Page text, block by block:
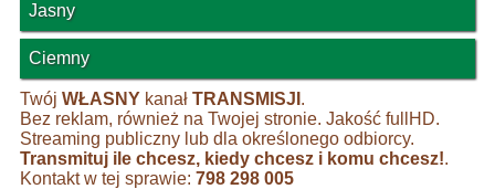
Jasny
Ciemny
Twój WŁASNY kanał TRANSMISJI .
Bez reklam, również na Twojej stronie. Jakość fullHD.
Streaming publiczny lub dla określonego odbiorcy.
Transmituj ile chcesz, kiedy chcesz i komu chcesz!.
Kontakt w tej sprawie: 798 298 005